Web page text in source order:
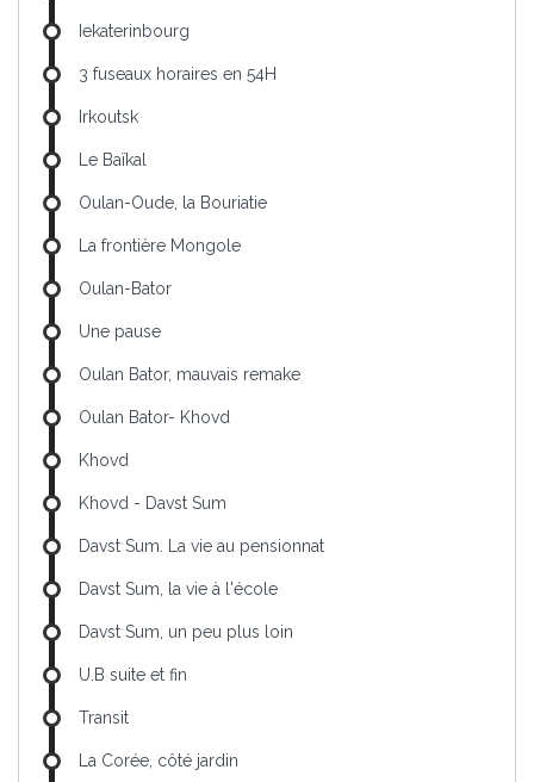
Iekaterinbourg
3 fuseaux horaires en 54H
Irkoutsk
Le Baïkal
Oulan-Oude, la Bouriatie
La frontière Mongole
Oulan-Bator
Une pause
Oulan Bator, mauvais remake
Oulan Bator- Khovd
Khovd
Khovd - Davst Sum
Davst Sum. La vie au pensionnat
Davst Sum, la vie à l'école
Davst Sum, un peu plus loin
U.B suite et fin
Transit
La Corée, côté jardin